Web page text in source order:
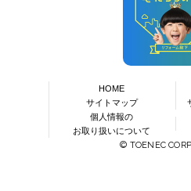
© TOENEC
HOME
サイトマップ
個人情報の
お取り扱いについて